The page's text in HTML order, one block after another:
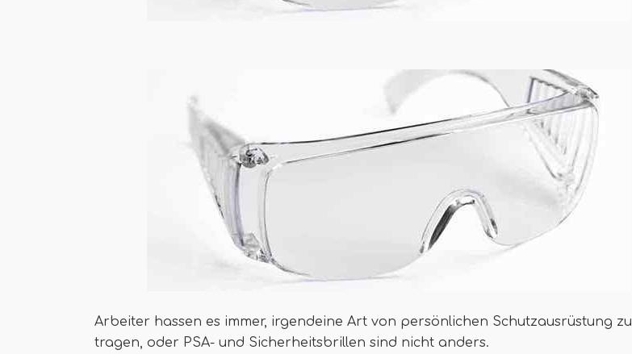
Arbeiter hassen es immer, irgendeine Art von persönlichen Schutzausrüstung zu
tragen, oder PSA- und Sicherheitsbrillen sind nicht anders.